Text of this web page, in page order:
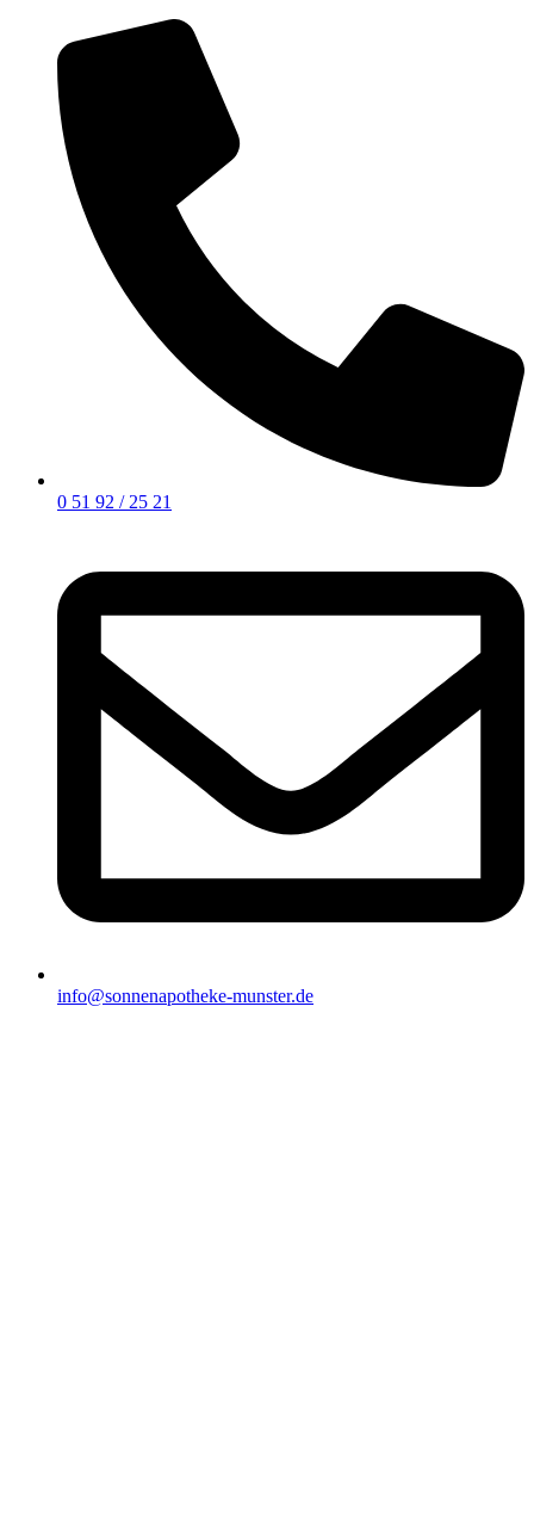
0 51 92 / 25 21
info@sonnenapotheke-munster.de